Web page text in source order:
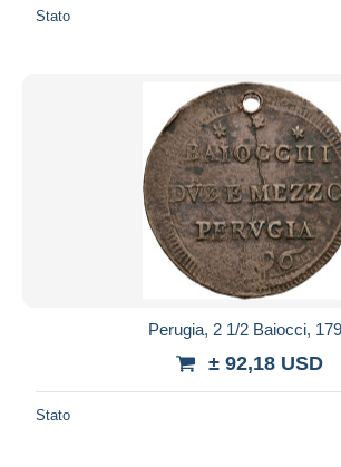
Stato
Perugia, 2 1/2 Baiocci,
± 92,18 USD
Stato